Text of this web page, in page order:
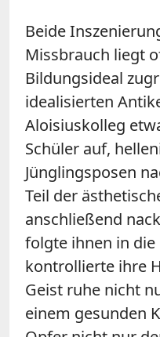
Beide
Missbrauch liegt
Bildungsideal
idealisierten
Aloisiuskolleg
Schüler auf,
Jünglingsposen
Teil der
anschließend
folgte ihnen in
kontrollierte ihre
Geist ruhe nicht
einem gesunden